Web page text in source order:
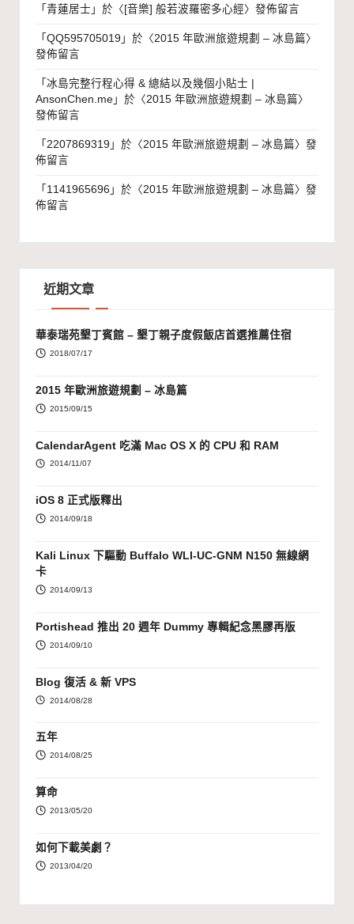
「 青蓮居士 」於〈[音樂] 般若波羅密多心經〉發佈留言
「 QQ595705019 」於〈2015 年歐洲旅遊規劃 – 冰島篇〉
發佈留言
「 冰島完整行程心得 & 總結以及幾個小貼士 |
AnsonChen.me 」於〈2015 年歐洲旅遊規劃 – 冰島篇〉
發佈留言
「 2207869319 」於〈2015 年歐洲旅遊規劃 – 冰島篇〉發
佈留言
「 1141965696 」於〈2015 年歐洲旅遊規劃 – 冰島篇〉發
佈留言
近期文章
華泰瑞苑墾丁賓館 – 墾丁親子度假飯店首選推薦住宿
2018/07/17
2015 年歐洲旅遊規劃 – 冰島篇
2015/09/15
CalendarAgent 吃滿 Mac OS X 的 CPU 和 RAM
2014/11/07
iOS 8 正式版釋出
2014/09/18
Kali Linux 下驅動 Buffalo WLI-UC-GNM N150 無線網
卡
2014/09/13
Portishead 推出 20 週年 Dummy 專輯紀念黑膠再版
2014/09/10
Blog 復活 & 新 VPS
2014/08/28
五年
2014/08/25
算命
2013/05/20
如何下載美劇？
2013/04/20